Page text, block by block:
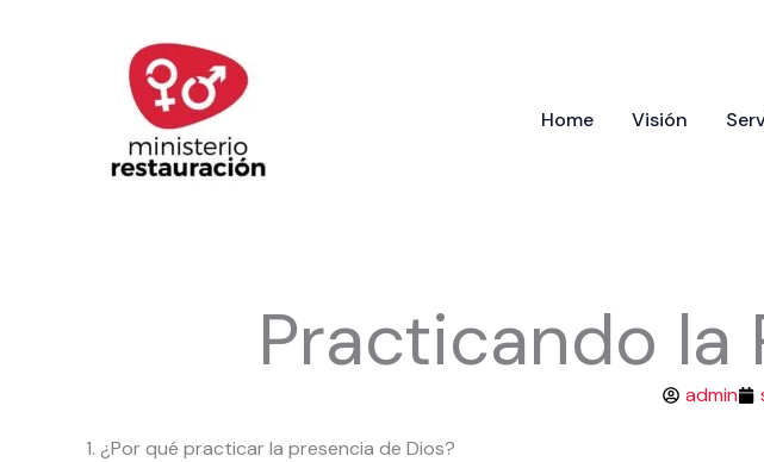
Home
Visión
Practicando la
admin
1. ¿Por qué practicar la presencia de Dios?